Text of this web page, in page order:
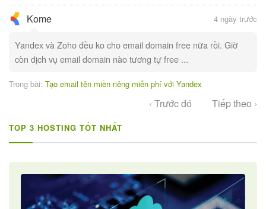
Kome 4 ngày trước
Yandex và Zoho đều ko cho email domain free nữa rồi. Giờ
còn dịch vụ email domain nào tương tự free ...
Trong bài: Tạo email tên miền riêng miễn phí với Yandex
‹ Trước đó Tiếp theo ›
TOP 3 HOSTING TỐT NHẤT